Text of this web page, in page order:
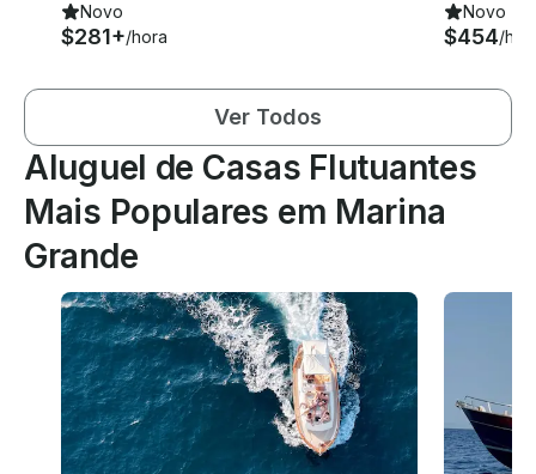
Novo
$281+/hora
Novo
$454/
Ver Todos
Aluguel de Casas Flutuantes
Mais Populares em Marina
Grande